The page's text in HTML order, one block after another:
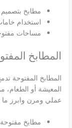
مطابخ
استخدام
مساحات
المطابخ
المطابخ المفتوحة
المعيشة أو الطعام،
عملي ومرن وابرز ما
مطابخ